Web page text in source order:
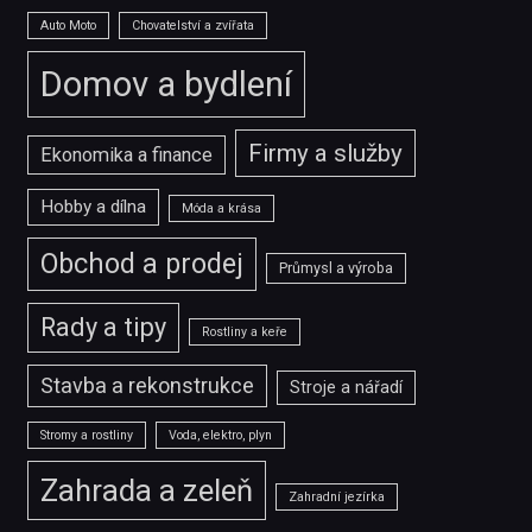
Auto Moto Chovatelství a zvířata
Domov a bydlení
Ekonomika a finance Firmy a služby
Hobby a dílna Móda a krása
Obchod a prodej Průmysl a výroba
Rady a tipy Rostliny a keře
Stavba a rekonstrukce Stroje a nářadí
Stromy a rostliny Voda, elektro, plyn
Zahrada a zeleň Zahradní jezírka